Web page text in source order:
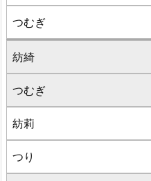
つむぎ
紡綺
つむぎ
紡莉
つり